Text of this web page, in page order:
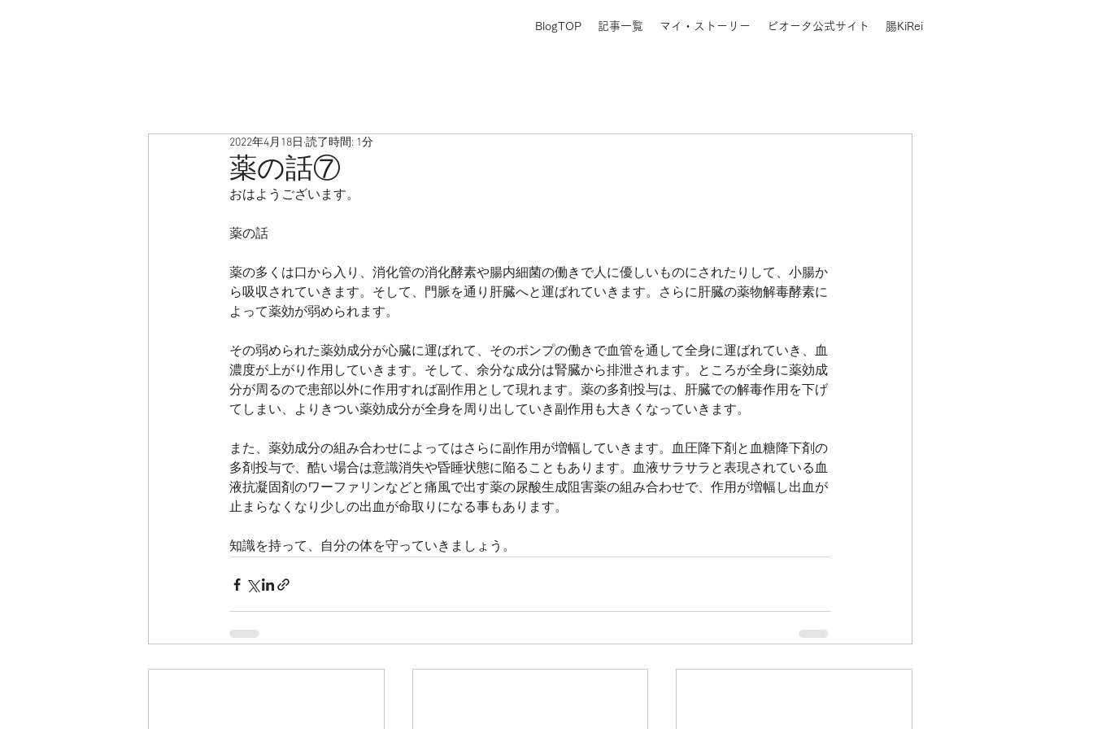
BlogTOP 記事一覧 マイ・ストーリー ビオータ公式サイト 腸KiRei
薬の話⑦
2022年4月18日 読了時間: 1分
おはようございます。
薬の話
薬の多くは口から入り、消化管の消化酵素や腸内細菌の働きで人に優しいものにされたりして、小腸か
ら吸収されていきます。そして、門脈を通り肝臓へと運ばれていきます。さらに肝臓の薬物解毒酵素に
よって薬効が弱められます。
その弱められた薬効成分が心臓に運ばれて、そのポンプの働きで血管を通して全身に運ばれていき、血
濃度が上がり作用していきます。そして、余分な成分は腎臓から排泄されます。ところが全身に薬効成
分が周るので患部以外に作用すれば副作用として現れます。薬の多剤投与は、肝臓での解毒作用を下げ
てしまい、よりきつい薬効成分が全身を周り出していき副作用も大きくなっていきます。
また、薬効成分の組み合わせによってはさらに副作用が増幅していきます。血圧降下剤と血糖降下剤の
多剤投与で、酷い場合は意識消失や昏睡状態に陥ることもあります。血液サラサラと表現されている血
液抗凝固剤のワーファリンなどと痛風で出す薬の尿酸生成阻害薬の組み合わせで、作用が増幅し出血が
止まらなくなり少しの出血が命取りになる事もあります。
知識を持って、自分の体を守っていきましょう。